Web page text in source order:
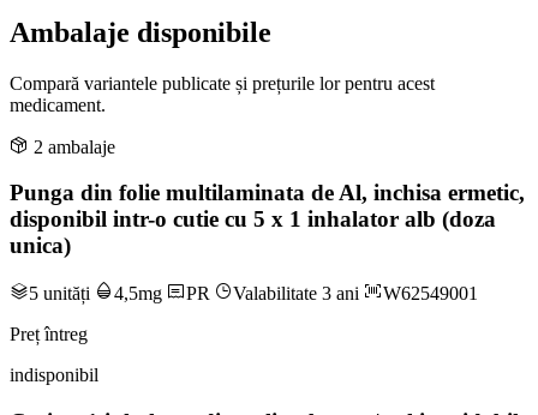
Ambalaje disponibile
Compară variantele publicate și prețurile lor pentru acest
medicament.
2 ambalaje
Punga din folie multilaminata de Al, inchisa ermetic,
disponibil intr-o cutie cu 5 x 1 inhalator alb (doza
unica)
5 unități 4,5mg PR Valabilitate 3 ani
W62549001
Preț întreg
indisponibil